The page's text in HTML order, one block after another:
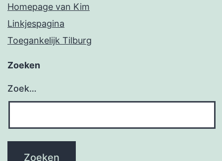
Homepage van Kim
Linkjespagina
Toegankelijk Tilburg
Zoeken
Zoek…